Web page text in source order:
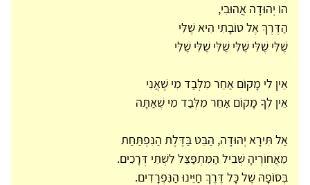
הוֹ יְהוּדָה אֲהוּבִי,
הַדֶּרֶךְ אֶל טוֹבָתִי הִיא שֶׁלִּי
שֶׁלִּי שֶׁלִּי שֶׁלִּי שֶׁלִּי שֶׁלִּי שֶׁלִּי
אֵין לִי מָקוֹם אַחֵר מִלְּבַד מִי שֶׁאֲנִי
אֵין לְךָ מָקוֹם אַחֵר מִלְּבַד מִי שֶׁאַתָּה
אַל תִּירָא יְהוּדָה, הַבֵּט בַּדֶּלֶת הַנִּפְתַּחַת
מֵאֲחוֹרֶיהָ שְׁבִיל הַמִּתְפַּצֵּל לִשְׁתֵּי דְּרָכִים.
בְּסוֹפָהּ שֶׁל כָּל דֶּרֶךְ חַיֵּינוּ הַנִּפְרָדִים.